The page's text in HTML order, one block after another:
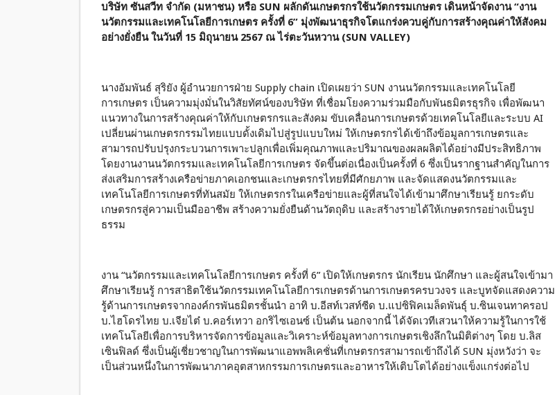
บริษัท ซันสวีท จำกัด (มหาชน) หรือ SUN ผลักดันเกษตรกรใช้นวัตกรรมเกษตร เดินหน้าจัดงาน “งาน
นวัตกรรมและเทคโนโลยีการเกษตร ครั้งที่ 6” มุ่งพัฒนาธุรกิจโตแกร่งควบคู่กับการสร้างคุณค่าให้สังคม
อย่างยั่งยืน ในวันที่ 15 มิถุนายน 2567 ณ ไร่ตะวันหวาน (SUN VALLEY)
นางอัมพันธ์ สุริยัง ผู้อำนวยการฝ่าย Supply chain เปิดเผยว่า SUN งานนวัตกรรมและเทคโนโลยี
การเกษตร เป็นความมุ่งมั่นในวิสัยทัศน์ของบริษัท ที่เชื่อมโยงความร่วมมือกับพันธมิตรธุรกิจ เพื่อพัฒนา
แนวทางในการสร้างคุณค่าให้กับเกษตรกรและสังคม ขับเคลื่อนการเกษตรด้วยเทคโนโลยีและระบบ AI
เปลี่ยนผ่านเกษตรกรรมไทยแบบดั้งเดิมไปสู่รูปแบบใหม่ ให้เกษตรกรได้เข้าถึงข้อมูลการเกษตรและ
สามารถปรับปรุงกระบวนการเพาะปลูกเพื่อเพิ่มคุณภาพและปริมาณของผลผลิตได้อย่างมีประสิทธิภาพ
โดยงานงานนวัตกรรมและเทคโนโลยีการเกษตร จัดขึ้นต่อเนื่องเป็นครั้งที่ 6 ซึ่งเป็นรากฐานสำคัญในการ
ส่งเสริมการสร้างเครือข่ายภาคเอกชนและเกษตรกรไทยที่มีศักยภาพ และจัดแสดงนวัตกรรมและ
เทคโนโลยีการเกษตรที่ทันสมัย ให้เกษตรกรในเครือข่ายและผู้ที่สนใจได้เข้ามาศึกษาเรียนรู้ ยกระดับ
เกษตรกรสู่ความเป็นมืออาชีพ สร้างความยั่งยืนด้านวัตถุดิบ และสร้างรายได้ให้เกษตรกรอย่างเป็นรูป
ธรรม
งาน “นวัตกรรมและเทคโนโลยีการเกษตร ครั้งที่ 6” เปิดให้เกษตรกร นักเรียน นักศึกษา และผู้สนใจเข้ามา
ศึกษาเรียนรู้ การสาธิตใช้นวัตกรรมเทคโนโลยีการเกษตรด้านการเกษตรครบวงจร และบูทจัดแสดงความ
รู้ด้านการเกษตรจากองค์กรพันธมิตรชั้นนำ อาทิ บ.อีสท์เวสท์ซีด บ.แปซิฟิคเมล็ดพันธุ์ บ.ซินเจนทาครอป
บ.ไฮโดรไทย บ.เจียไต๋ บ.คอร์เทวา อกริไซเอนซ์ เป็นต้น นอกจากนี้ ได้จัดเวทีเสวนาให้ความรู้ในการใช้
เทคโนโลยีเพื่อการบริหารจัดการข้อมูลและวิเคราะห์ข้อมูลทางการเกษตรเชิงลึกในมิติต่างๆ โดย บ.ลิส
เซินฟิลด์ ซึ่งเป็นผู้เชี่ยวชาญในการพัฒนาแอพพลิเคชั่นที่เกษตรกรสามารถเข้าถึงได้ SUN มุ่งหวังว่า จะ
เป็นส่วนหนึ่งในการพัฒนาภาคอุตสาหกรรมการเกษตรและอาหารให้เติบโตได้อย่างแข็งแกร่งต่อไป